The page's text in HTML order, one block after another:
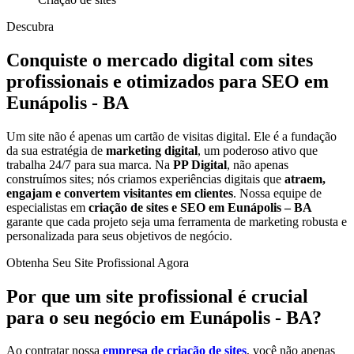
Descubra
Conquiste o mercado digital com sites
profissionais e otimizados para SEO em
Eunápolis - BA
Um site não é apenas um cartão de visitas digital. Ele é a fundação
da sua estratégia de marketing digital, um poderoso ativo que
trabalha 24/7 para sua marca. Na PP Digital, não apenas
construímos sites; nós criamos experiências digitais que atraem,
engajam e convertem visitantes em clientes. Nossa equipe de
especialistas em criação de sites e SEO em Eunápolis – BA
garante que cada projeto seja uma ferramenta de marketing robusta e
personalizada para seus objetivos de negócio.
Obtenha Seu Site Profissional Agora
Por que um site profissional é crucial
para o seu negócio em Eunápolis - BA?
Ao contratar nossa empresa de criação de sites, você não apenas